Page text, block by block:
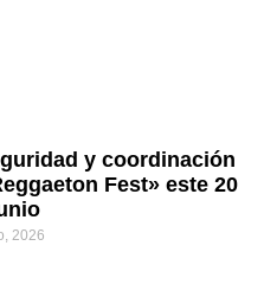
y coordinación
Fest» este 20
2026